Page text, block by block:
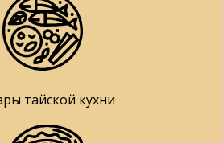
тайской кухни